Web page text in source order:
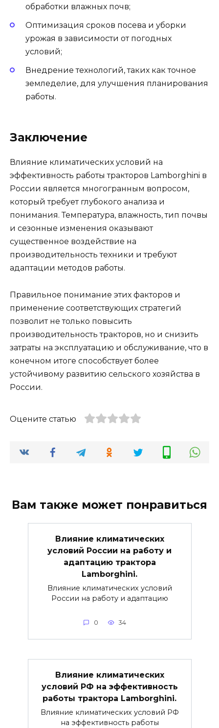
обработки влажных почв;
Оптимизация сроков посева и уборки
урожая в зависимости от погодных
условий;
Внедрение технологий, таких как точное
земледелие, для улучшения планирования
работы.
Заключение
Влияние климатических условий на
эффективность работы тракторов Lamborghini в
России является многогранным вопросом,
который требует глубокого анализа и
понимания. Температура, влажность, тип почвы
и сезонные изменения оказывают
существенное воздействие на
производительность техники и требуют
адаптации методов работы.
Правильное понимание этих факторов и
применение соответствующих стратегий
позволит не только повысить
производительность тракторов, но и снизить
затраты на эксплуатацию и обслуживание, что в
конечном итоге способствует более
устойчивому развитию сельского хозяйства в
России.
Оцените статью
Вам также может понравиться
Влияние климатических
условий России на работу и
адаптацию трактора
Lamborghini.
Влияние климатических условий
России на работу и адаптацию
0 34
Влияние климатических
условий РФ на эффективность
работы трактора Lamborghini.
Влияние климатических условий РФ
на эффективность работы